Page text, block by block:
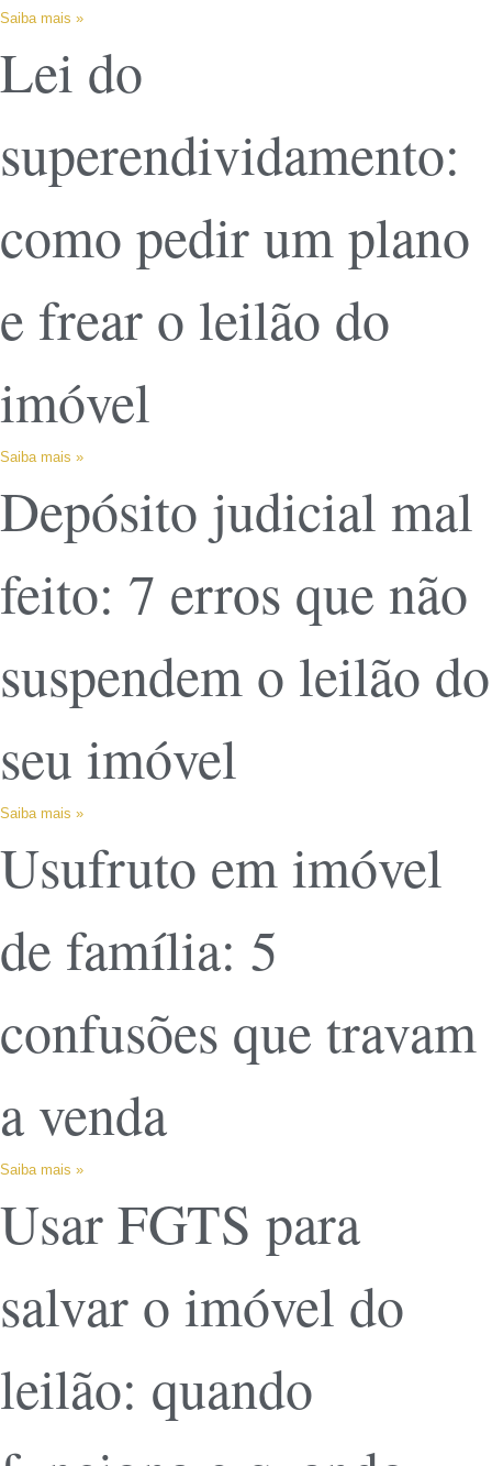
Saiba mais »
Lei do
superendividamento:
como pedir um plano
e frear o leilão do
imóvel
Saiba mais »
Depósito judicial mal
feito: 7 erros que não
suspendem o leilão do
seu imóvel
Saiba mais »
Usufruto em imóvel
de família: 5
confusões que travam
a venda
Saiba mais »
Usar FGTS para
salvar o imóvel do
leilão: quando